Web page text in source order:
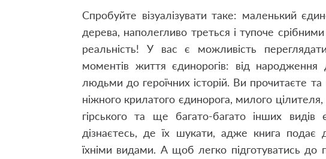
Спробуйте візуалізувати таке: маленький
дерева, наполегливо треться і тупоче
реальність! У вас є можливість переглядати
моментів життя єдинорогів: від народження
людьми до героїчних історій. Ви прочитаєте
ніжного крилатого єдинорога, милого
гірського та ще багато-багато інших видів
дізнаєтесь, де їх шукати, адже книга подає
їхніми видами. А щоб легко підготуватись до